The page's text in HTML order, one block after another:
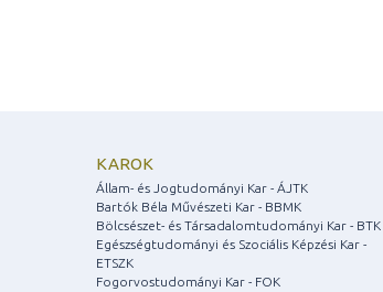
KAROK
Állam- és Jogtudományi Kar - ÁJTK
Bartók Béla Művészeti Kar - BBMK
Bölcsészet- és Társadalomtudományi Kar - BTK
Egészségtudományi és Szociális Képzési Kar -
ETSZK
Fogorvostudományi Kar - FOK